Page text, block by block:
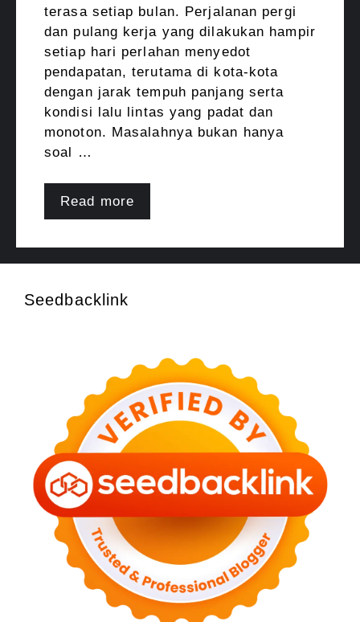
terasa setiap bulan. Perjalanan pergi
dan pulang kerja yang dilakukan hampir
setiap hari perlahan menyedot
pendapatan, terutama di kota-kota
dengan jarak tempuh panjang serta
kondisi lalu lintas yang padat dan
monoton. Masalahnya bukan hanya
soal …
Read more
Seedbacklink